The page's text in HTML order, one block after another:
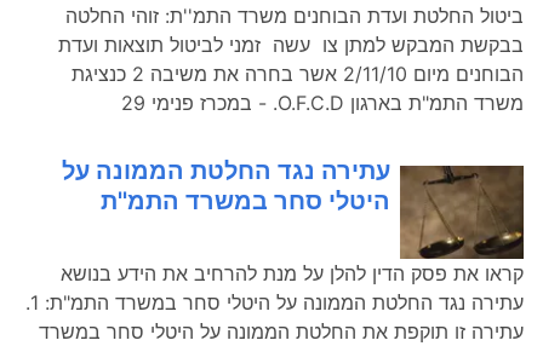
ביטול החלטת ועדת הבוחנים משרד התמ''ת: זוהי החלטה
בבקשת המבקש למתן צו עשה זמני לביטול תוצאות ועדת
הבוחנים מיום 2/11/10 אשר בחרה את משיבה 2 כנציגת
משרד התמ"ת בארגון O.F.C.D. - במכרז פנימי 29
עתירה נגד החלטת הממונה על
היטלי סחר במשרד התמ''ת
קראו את פסק הדין להלן על מנת להרחיב את הידע בנושא
עתירה נגד החלטת הממונה על היטלי סחר במשרד התמ"ת: 1.
עתירה זו תוקפת את החלטת הממונה על היטלי סחר במשרד